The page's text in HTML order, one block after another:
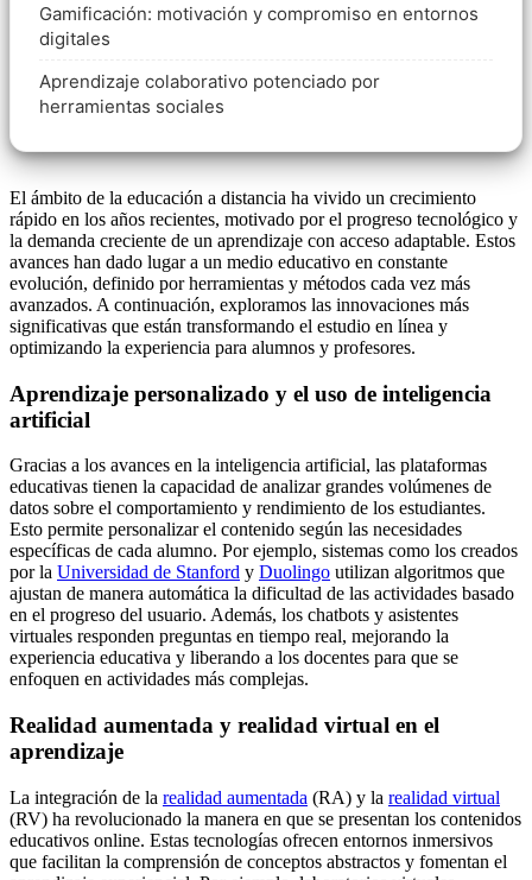
Gamificación: motivación y compromiso en entornos
digitales
Aprendizaje colaborativo potenciado por
herramientas sociales
El ámbito de la educación a distancia ha vivido un crecimiento
rápido en los años recientes, motivado por el progreso tecnológico y
la demanda creciente de un aprendizaje con acceso adaptable. Estos
avances han dado lugar a un medio educativo en constante
evolución, definido por herramientas y métodos cada vez más
avanzados. A continuación, exploramos las innovaciones más
significativas que están transformando el estudio en línea y
optimizando la experiencia para alumnos y profesores.
Aprendizaje personalizado y el uso de inteligencia
artificial
Gracias a los avances en la inteligencia artificial, las plataformas
educativas tienen la capacidad de analizar grandes volúmenes de
datos sobre el comportamiento y rendimiento de los estudiantes.
Esto permite personalizar el contenido según las necesidades
específicas de cada alumno. Por ejemplo, sistemas como los creados
por la Universidad de Stanford y Duolingo utilizan algoritmos que
ajustan de manera automática la dificultad de las actividades basado
en el progreso del usuario. Además, los chatbots y asistentes
virtuales responden preguntas en tiempo real, mejorando la
experiencia educativa y liberando a los docentes para que se
enfoquen en actividades más complejas.
Realidad aumentada y realidad virtual en el
aprendizaje
La integración de la realidad aumentada (RA) y la realidad virtual
(RV) ha revolucionado la manera en que se presentan los contenidos
educativos online. Estas tecnologías ofrecen entornos inmersivos
que facilitan la comprensión de conceptos abstractos y fomentan el